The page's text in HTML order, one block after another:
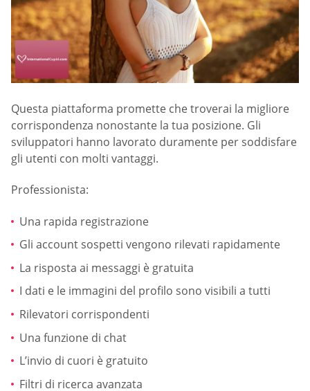
Questa piattaforma promette che troverai la migliore
corrispondenza nonostante la tua posizione. Gli
sviluppatori hanno lavorato duramente per soddisfare
gli utenti con molti vantaggi.
Professionista:
Una rapida registrazione
Gli account sospetti vengono rilevati rapidamente
La risposta ai messaggi è gratuita
I dati e le immagini del profilo sono visibili a tutti
Rilevatori corrispondenti
Una funzione di chat
L’invio di cuori è gratuito
Filtri di ricerca avanzata